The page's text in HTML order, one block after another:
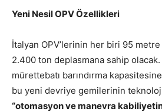
Yeni Nesil OPV Özellikleri
İtalyan OPV’lerinin her biri 95
2.400 ton deplasmana sahip
mürettebatı barındırma
bu yeni devriye gemilerinin
“otomasyon ve manevra